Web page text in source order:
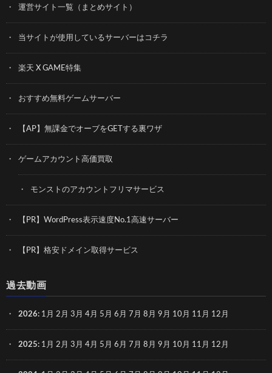
運営サイト一覧（まとめサイト）
当サイトが使用しているサーバーはコチラ
楽天 X GAME特集
おすすめ無料ゲームサーバー
【AP】無課金でオーブをGETする裏ワザ
ゲームアカウント高価買取
モンストのアカウントフリマサービス
【PR】WordPress表示速度No.1高速サーバー
【PR】格安ドメイン取得サービス
過去動画
2026: 1月 2月 3月 4月 5月 6月 7月 8月 9月 10月 11月 12月
2025: 1月 2月 3月 4月 5月 6月 7月 8月 9月 10月 11月 12月